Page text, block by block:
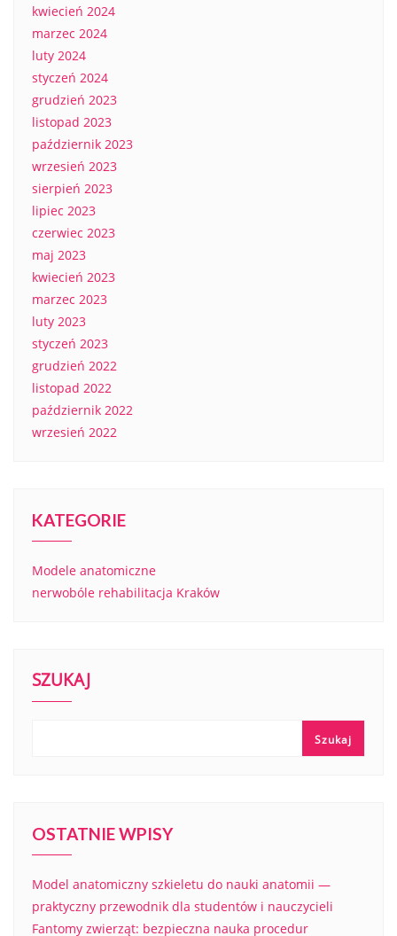
kwiecień 2024
marzec 2024
luty 2024
styczeń 2024
grudzień 2023
listopad 2023
październik 2023
wrzesień 2023
sierpień 2023
lipiec 2023
czerwiec 2023
maj 2023
kwiecień 2023
marzec 2023
luty 2023
styczeń 2023
grudzień 2022
listopad 2022
październik 2022
wrzesień 2022
KATEGORIE
Modele anatomiczne
nerwobóle rehabilitacja Kraków
SZUKAJ
Szukaj
OSTATNIE WPISY
Model anatomiczny szkieletu do nauki anatomii —
praktyczny przewodnik dla studentów i nauczycieli
Fantomy zwierząt: bezpieczna nauka procedur